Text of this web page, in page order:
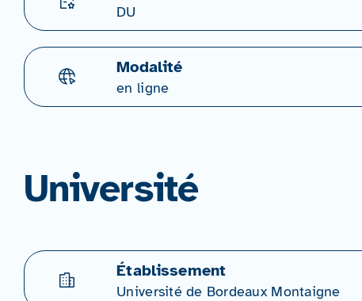
DU
Modalité
en ligne
Université
Établissement
Université de Bordeaux Montaigne